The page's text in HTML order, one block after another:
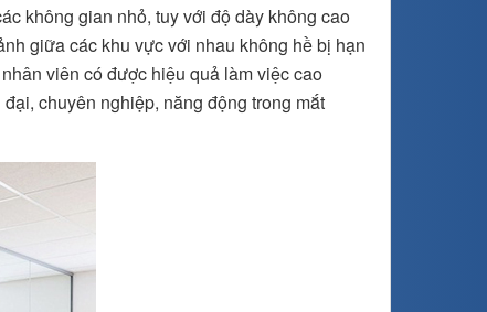
không gian nhỏ, tuy với độ dày không cao
giữa các khu vực với nhau không hề bị hạn
viên có được hiệu quả làm việc cao
chuyên nghiệp, năng động trong mắt